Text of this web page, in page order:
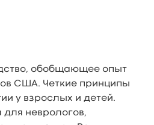
обобщающее опыт
США. Четкие принципы
у взрослых и детей.
неврологов,